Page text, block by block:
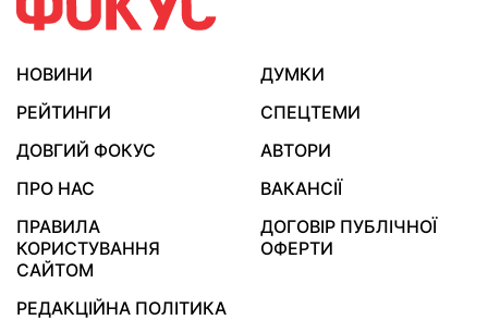
НОВИНИ
ДУМКИ
РЕЙТИНГИ
СПЕЦТЕМИ
ДОВГИЙ ФОКУС
АВТОРИ
ПРО НАС
ВАКАНСІЇ
ПРАВИЛА
КОРИСТУВАННЯ
САЙТОМ
ДОГОВІР ПУБЛІЧНОЇ
ОФЕРТИ
РЕДАКЦІЙНА ПОЛІТИКА